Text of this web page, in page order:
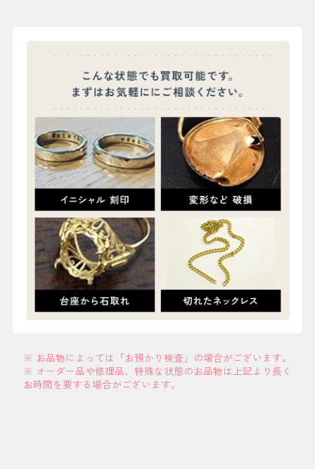
※ お品物によっては「お預かり検査」の場合がございます。
※ オーダー品や修理品、特殊な状態のお品物は上記より長く
お時間を要する場合がございます。